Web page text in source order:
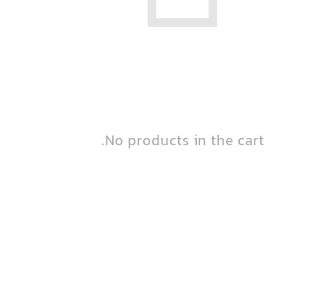
No products in the cart.